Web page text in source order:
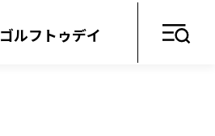
ゴルフトゥデイ